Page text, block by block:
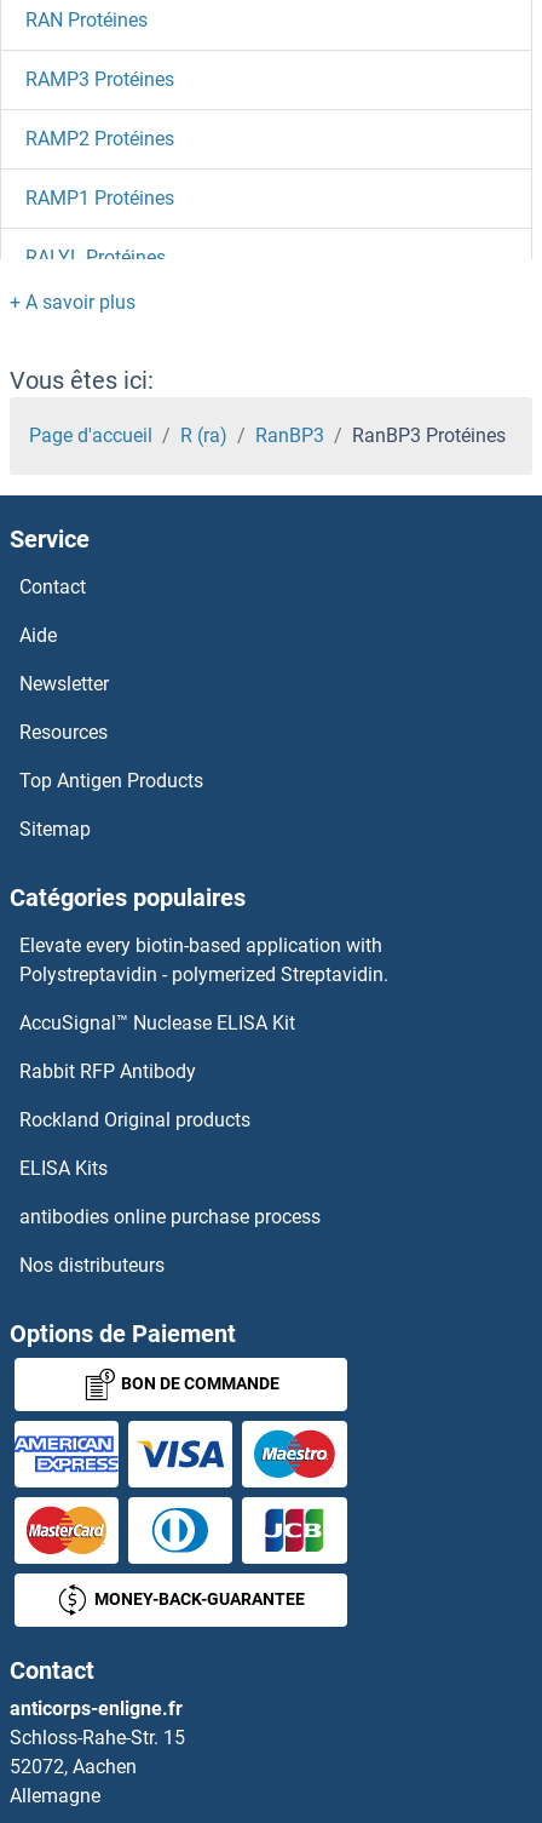
RAN Protéines
RAMP3 Protéines
RAMP2 Protéines
RAMP1 Protéines
RALYL Protéines
Raly Protéines
RALGPS2 Protéines
RALGPS1 Protéines
RALGDS Protéines
RALBP1 Protéines
RAI2 Protéines
RAI1 Protéines
RAG2 Protéines
RAG1 Protéines
RAF1 Protéines
RANGRF Protéines
RAP1 Protéines
RAP1 GTPase Activating Protein Protéines
RAP1A Protéines
RAP1B Protéines
RAP1GAP2 Protéines
RAP1GDS1 Protéines
RAP2A Protéines
RAP2B Protéines
RAP2C Protéines
Vous êtes ici:
Page d'accueil R (ra) RanBP3 RanBP3 Protéines
Service
Contact
Aide
Newsletter
Resources
Top Antigen Products
Sitemap
Catégories populaires
Elevate every biotin-based application with
Polystreptavidin - polymerized Streptavidin.
AccuSignal™ Nuclease ELISA Kit
Rabbit RFP Antibody
Rockland Original products
ELISA Kits
antibodies online purchase process
Nos distributeurs
Options de Paiement
BON DE COMMANDE
MONEY-BACK-GUARANTEE
Contact
anticorps-enligne.fr
Schloss-Rahe-Str. 15
52072, Aachen
Allemagne